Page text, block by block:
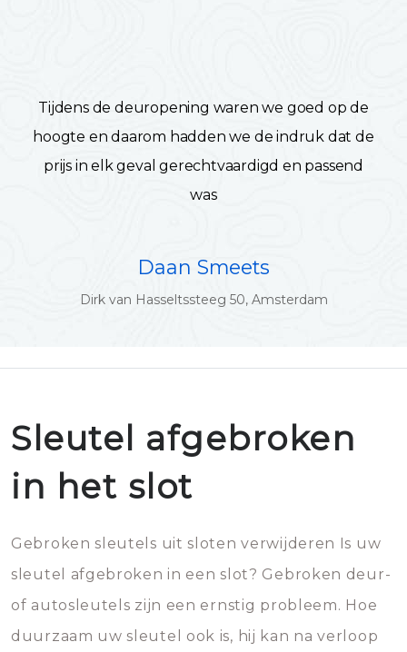
Tijdens de deuropening waren we goed op de
hoogte en daarom hadden we de indruk dat de
prijs in elk geval gerechtvaardigd en passend
was
Daan Smeets
Dirk van Hasseltssteeg 50, Amsterdam
Sleutel afgebroken
in het slot
Gebroken sleutels uit sloten verwijderen Is uw
sleutel afgebroken in een slot? Gebroken deur-
of autosleutels zijn een ernstig probleem. Hoe
duurzaam uw sleutel ook is, hij kan na verloop